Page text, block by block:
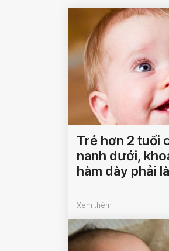
Trẻ hơn 2 tuổi
nanh dưới,
hàm dày phải
Xem thêm